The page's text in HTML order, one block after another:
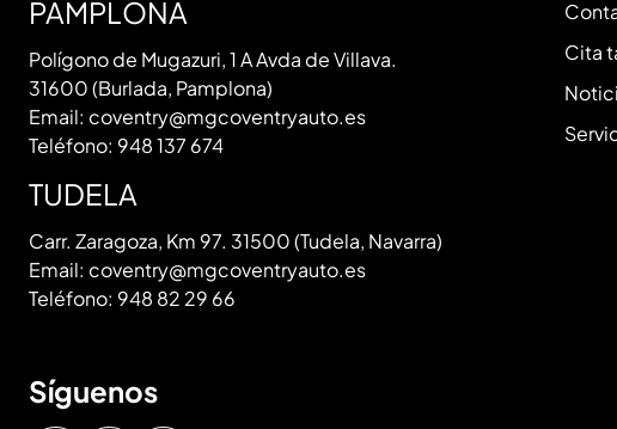
PAMPLONA
Polígono de Mugazuri, 1 A Avda de Villava.
31600 (Burlada, Pamplona)
Email: coventry@mgcoventryauto.es
Teléfono: 948 137 674
TUDELA
Carr. Zaragoza, Km 97. 31500 (Tudela, Navarra)
Email: coventry@mgcoventryauto.es
Teléfono: 948 82 29 66
Síguenos
Cita